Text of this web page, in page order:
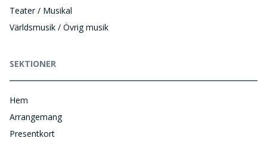
Teater / Musikal
Världsmusik / Övrig musik
SEKTIONER
Hem
Arrangemang
Presentkort